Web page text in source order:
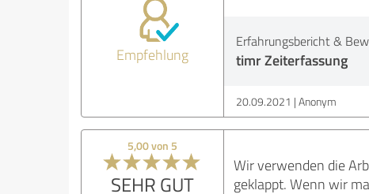
Empfehlung
Erfahrungsbericht &
timr Zeiterfassung
20.09.2021 Anonym
5,00 von 5
SEHR GUT
Wir verwenden die
geklappt. Wenn wir